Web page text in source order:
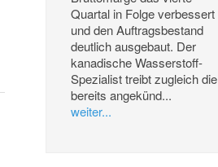
Quartal in Folge verbessert
und den Auftragsbestand
deutlich ausgebaut. Der
kanadische Wasserstoff-
Spezialist treibt zugleich die
bereits angekünd...
weiter...